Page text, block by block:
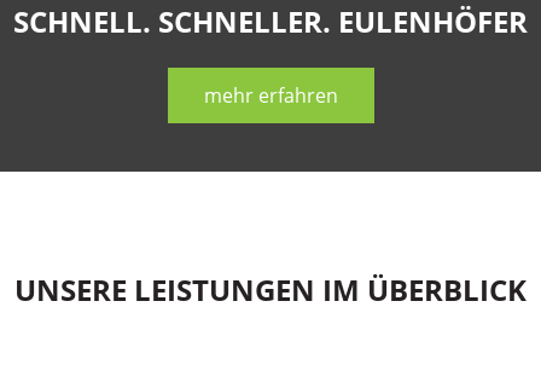
SCHNELL. SCHNELLER. EULENHÖFER
mehr erfahren
UNSERE LEISTUNGEN IM ÜBERBLICK